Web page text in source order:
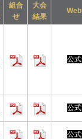
組合
せ
大会
結果
公
公
公